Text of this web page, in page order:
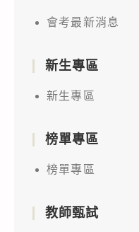
會考最新消息
新生專區
新生專區
榜單專區
榜單專區
教師甄試